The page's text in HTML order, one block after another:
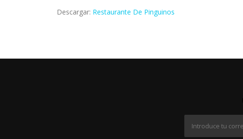
Descargar: Restaurante De Pinguinos